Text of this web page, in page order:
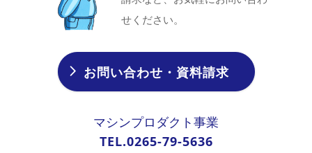
せください。
お問い合わせ・資料請求
マシンプロダクト事業
TEL.0265-79-5636